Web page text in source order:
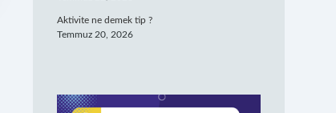
Aktivite ne demek tip ?
Temmuz 20, 2026